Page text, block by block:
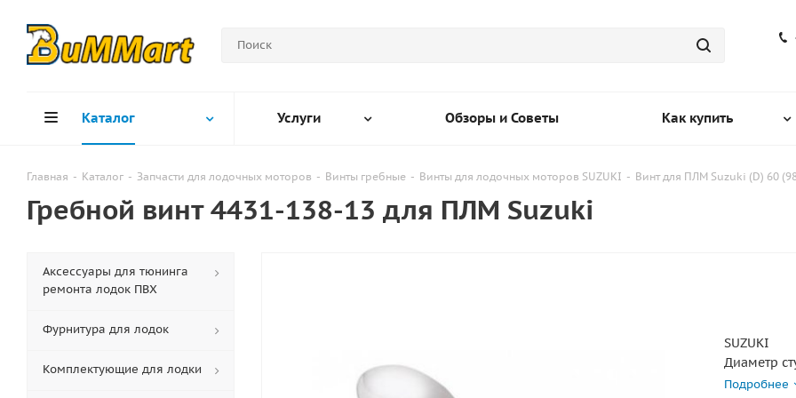
Каталог Услуги Обзоры и Советы Как купить
Главная - Каталог - Запчасти для лодочных моторов - Винты гребные - Винты для лодочных моторов SUZUKI - Винт для ПЛМ Suzuki (D) 60
Гребной винт 4431-138-13 для ПЛМ Suzuki
SUZUKI
Диаметр
DF 60 (4-х
Подробнее
Аксессуары для тюнинга
ремонта лодок ПВХ
Фурнитура для лодок
Комплектующие для лодки